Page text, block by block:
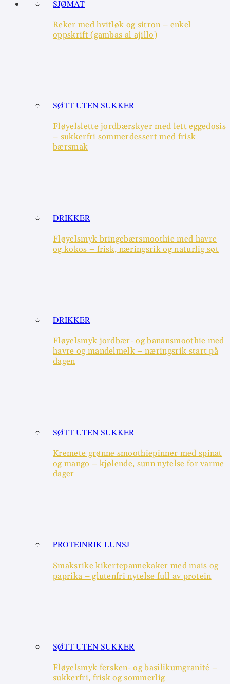
SJØMAT
Reker med hvitløk og sitron – enkel
oppskrift (gambas al ajillo)
SØTT UTEN SUKKER
Fløyelslette jordbærskyer med lett eggedosis
– sukkerfri sommerdessert med frisk
bærsmak
DRIKKER
Fløyelsmyk bringebærsmoothie med havre
og kokos – frisk, næringsrik og naturlig søt
DRIKKER
Fløyelsmyk jordbær- og banansmoothie med
havre og mandelmelk – næringsrik start på
dagen
SØTT UTEN SUKKER
Kremete grønne smoothiepinner med spinat
og mango – kjølende, sunn nytelse for varme
dager
PROTEINRIK LUNSJ
Smaksrike kikertepannekaker med mais og
paprika – glutenfri nytelse full av protein
SØTT UTEN SUKKER
Fløyelsmyk fersken- og basilikumgranité –
sukkerfri, frisk og sommerlig